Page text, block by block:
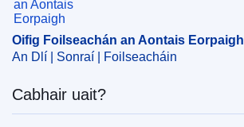
Oifig Foilseachán an Aontais Eorpaigh
An Dlí | Sonraí | Foilseacháin
Cabhair uait?